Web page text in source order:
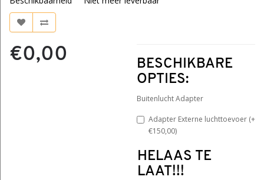
€0,00
BESCHIKBARE
OPTIES:
Buitenlucht Adapter
Adapter Externe luchttoevoer (+
€150,00)
HELAAS TE
LAAT!!!